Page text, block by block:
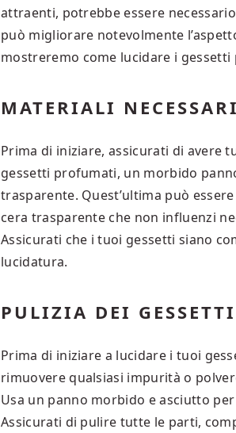
attraenti, potrebbe essere
può migliorare notevolmente
mostreremo come lucidare i
MATERIALI NECESSARI
Prima di iniziare, assicurati di avere
gessetti profumati, un morbido
trasparente. Quest’ultima può
cera trasparente che non influenzi
Assicurati che i tuoi gessetti siano
lucidatura.
PULIZIA DEI GESSETTI
Prima di iniziare a lucidare i tuoi
rimuovere qualsiasi impurità o
Usa un panno morbido e asciutto
Assicurati di pulire tutte le parti,